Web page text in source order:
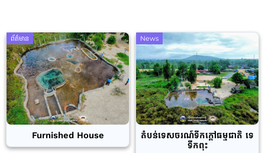
ព័ត៌មាន
Furnished House
News
តំបន់ទេសចរណ៍ទឹកក្តៅធម្មជាតិ ទេ
ទឹកពុះ